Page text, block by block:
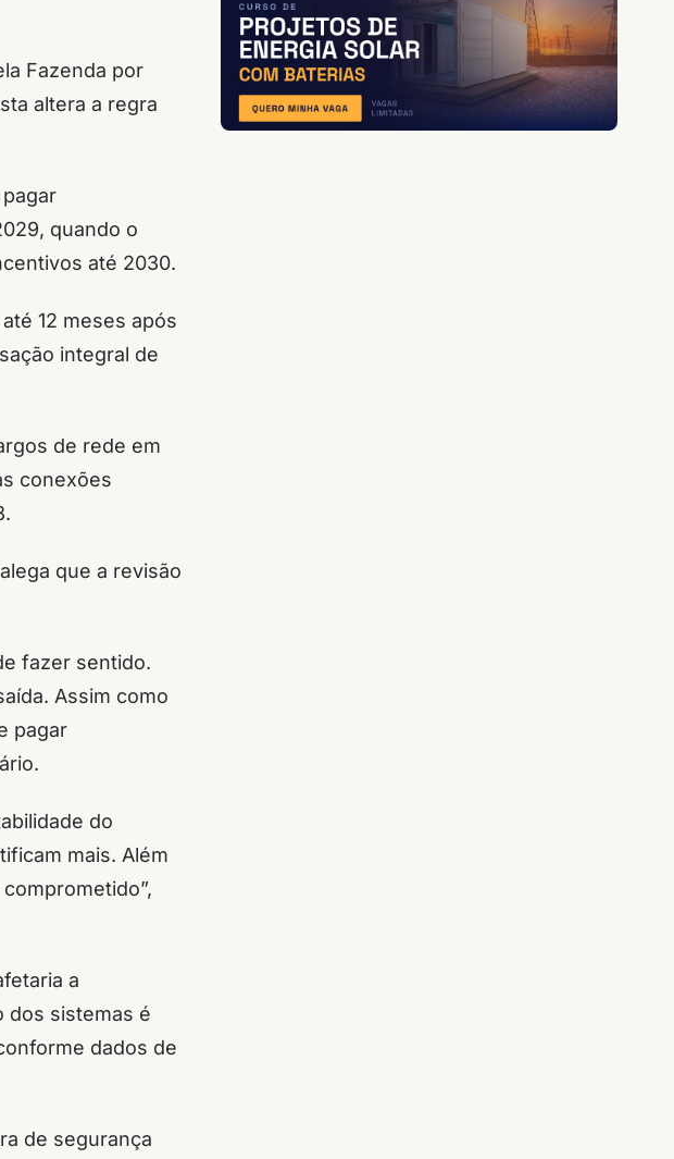
Fazenda por
altera a regra
quando o
até 2030.
12 meses após
integral de
de rede em
conexões
que a revisão
fazer sentido.
Assim como
pagar
do
mais. Além
a
dos sistemas é
dados de
de segurança